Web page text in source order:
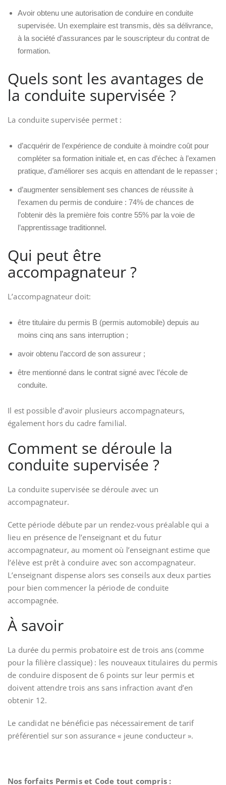
Avoir obtenu une autorisation de conduire en conduite
supervisée. Un exemplaire est transmis, dès sa délivrance,
à la société d’assurances par le souscripteur du contrat de
formation.
Quels sont les avantages de
la conduite supervisée ?
La conduite supervisée permet :
d’acquérir de l’expérience de conduite à moindre coût pour
compléter sa formation initiale et, en cas d’échec à l’examen
pratique, d’améliorer ses acquis en attendant de le repasser ;
d’augmenter sensiblement ses chances de réussite à
l’examen du permis de conduire : 74% de chances de
l’obtenir dès la première fois contre 55% par la voie de
l’apprentissage traditionnel.
Qui peut être
accompagnateur ?
L’accompagnateur doit:
être titulaire du permis B (permis automobile) depuis au
moins cinq ans sans interruption ;
avoir obtenu l’accord de son assureur ;
être mentionné dans le contrat signé avec l’école de
conduite.
Il est possible d’avoir plusieurs accompagnateurs,
également hors du cadre familial.
Comment se déroule la
conduite supervisée ?
La conduite supervisée se déroule avec un
accompagnateur.
Cette période débute par un rendez-vous préalable qui a
lieu en présence de l’enseignant et du futur
accompagnateur, au moment où l’enseignant estime que
l’élève est prêt à conduire avec son accompagnateur.
L’enseignant dispense alors ses conseils aux deux parties
pour bien commencer la période de conduite
accompagnée.
À savoir
La durée du permis probatoire est de trois ans (comme
pour la filière classique) : les nouveaux titulaires du permis
de conduire disposent de 6 points sur leur permis et
doivent attendre trois ans sans infraction avant d’en
obtenir 12.
Le candidat ne bénéficie pas nécessairement de tarif
préférentiel sur son assurance « jeune conducteur ».
Nos forfaits Permis et Code tout compris :